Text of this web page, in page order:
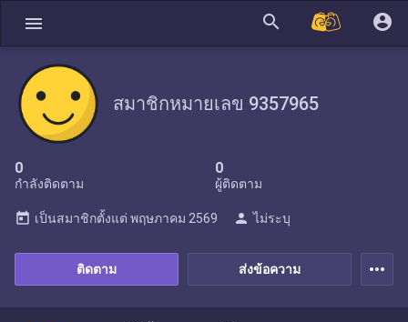
menu search account_circle
สมาชิกหมายเลข 9357965
0
กำลังติดตาม
0
ผู้ติดตาม
ส่งข้อความ
ติดตาม
today เป็นสมาชิกตั้งแต่ พฤษภาคม 2569 person ไม่ระบุ
more_horiz